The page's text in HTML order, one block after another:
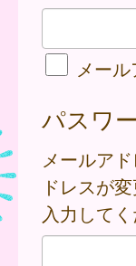
メー
パスワ
メールア
ドレスが
入力してく